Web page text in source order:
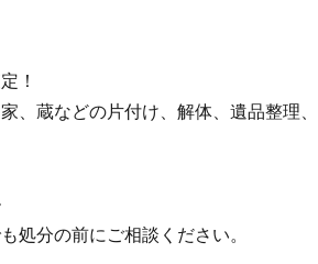
！
、蔵などの片付け、解体、遺品整理、
処分の前にご相談ください。